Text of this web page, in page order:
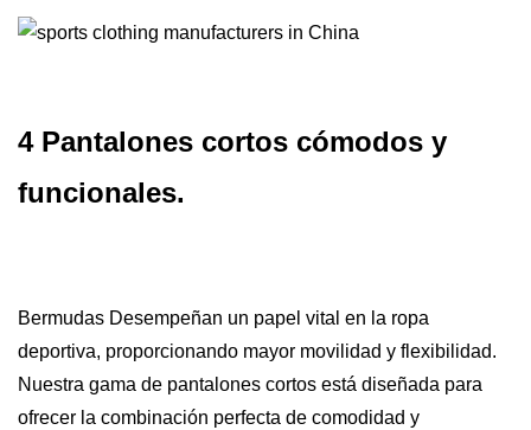
4 Pantalones cortos cómodos y
funcionales.
Bermudas Desempeñan un papel vital en la ropa
deportiva, proporcionando mayor movilidad y flexibilidad.
Nuestra gama de pantalones cortos está diseñada para
ofrecer la combinación perfecta de comodidad y